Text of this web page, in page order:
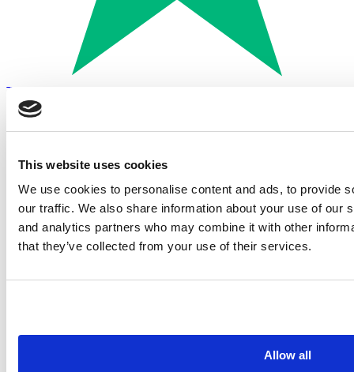
This website uses cookies
We use cookies to personalise content and ads, to provide
our traffic. We also share information about your use of our
and analytics partners who may combine it with other
that they’ve collected from your use of their services.
Allow all
Trustpilot
Betalen met: